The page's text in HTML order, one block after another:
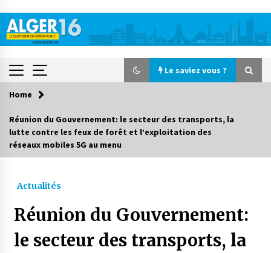
content
Le saviez vous ?
Le saviez vous ?
Accidents de la circulation : 11 décès et 243
blessés en 24 heures
2 jours ago
Parking de la Promenade des Sablettes : Mis en
Home
Réunion du Gouvernement: le secteur des transports, la
lutte contre les feux de forêt et l’exploitation des
réseaux mobiles 5G au menu
Actualités
Réunion du Gouvernement:
le secteur des transports, la